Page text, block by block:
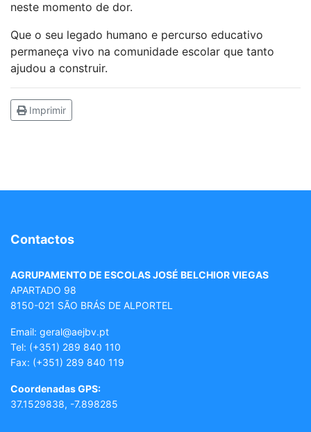
neste momento de dor.
Que o seu legado humano e percurso educativo
permaneça vivo na comunidade escolar que tanto
ajudou a construir.
Imprimir
Contactos
AGRUPAMENTO DE ESCOLAS JOSÉ BELCHIOR VIEGAS
APARTADO 98
8150-021 SÃO BRÁS DE ALPORTEL
Email: geral@aejbv.pt
Tel: (+351) 289 840 110
Fax: (+351) 289 840 119
Coordenadas GPS:
37.1529838, -7.898285